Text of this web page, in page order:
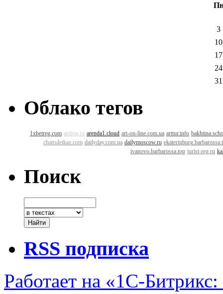
3
10
17
24
31
Облако тегов
1xbetreg.com ardma.ru arenda1.cloud art-on-line.com.ua arttur.info
chatruletkaz.com dailyday.com.ua dailymoscow.ru
ivanovo.barbarossa.top jurist-reg.ru
Поиск
RSS подписка
Работает на «1С-